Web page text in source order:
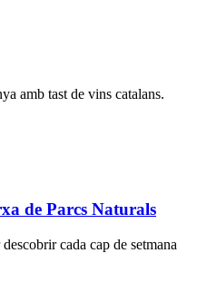
amb tast de vins catalans.
de Parcs Naturals
cada cap de setmana